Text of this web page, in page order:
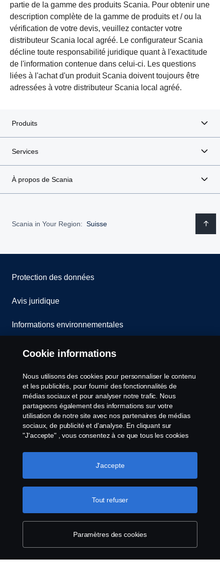
partie de la gamme des produits Scania. Pour obtenir une
description complète de la gamme de produits et / ou la
vérification de votre devis, veuillez contacter votre
distributeur Scania local agréé. Le configurateur Scania
décline toute responsabilité juridique quant à l'exactitude
de l'information contenue dans celui-ci. Les questions
liées à l'achat d'un produit Scania doivent toujours être
adressées à votre distributeur Scania local agréé.
Produits
Services
À propos de Scania
Scania in Your Region: Suisse
Protection des données
Avis juridique
Informations environnementales
Whistleblowing
Contact
Cookies politique
Paramètres des cookies
© Copyright Scania 2025 All rights reserved. Scania
CV AB (publ), SE-151 87 Södertälje, Sweden, Tel:
+46-8-55 38 10 00, Fax: +46-8-55 38 10 37.
Cookie informations
Nous utilisons des cookies pour personnaliser le contenu
et les publicités, pour fournir des fonctionnalités de
médias sociaux et pour analyser notre trafic. Nous
partageons également des informations sur votre
utilisation de notre site avec nos partenaires de médias
sociaux, de publicité et d'analyse. En cliquant sur
"J'accepte" , vous consentez à ce que tous les cookies
Vous pouvez également gérer vos cookies en cliquant
sur "Paramètres des cookies" et en sélectionnant les
les cookies, que vous trouverez en cliquant sur le lien
situé sous ce texte. Pour en savoir plus sur la
protection de votre vie privée
Paramètres des cookies
Tout refuser
J'accepte